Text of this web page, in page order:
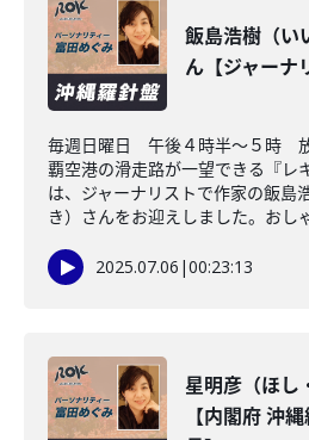
飯島浩樹（い
ん【ジャーナ
毎週日曜日 午後４時半～５時
覇空港の滑走路が一望できる『レ
は、ジャーナリストで作家の飯島
き）さんをお迎えしました。おし
2025.07.06 |00:23:13
星明彦（ほし
【内閣府 沖